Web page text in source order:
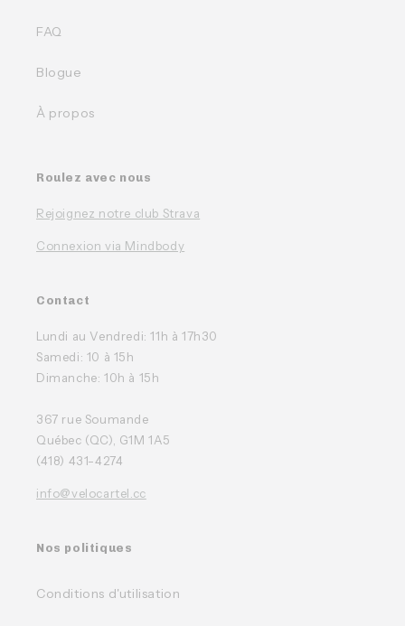
FAQ
Blogue
À propos
Roulez avec nous
Rejoignez notre club Strava
Connexion via Mindbody
Contact
Lundi au Vendredi: 11h à 17h30
Samedi: 10 à 15h
Dimanche: 10h à 15h
367 rue Soumande
Québec (QC), G1M 1A5
(418) 431-4274
info@velocartel.cc
Nos politiques
Conditions d'utilisation